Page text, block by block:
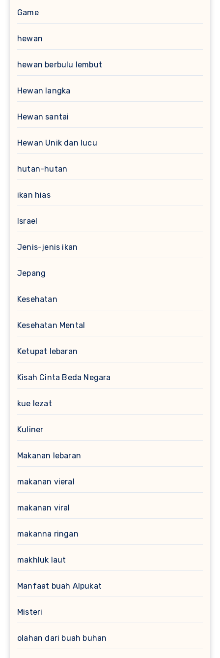
Game
hewan
hewan berbulu lembut
Hewan langka
Hewan santai
Hewan Unik dan lucu
hutan-hutan
ikan hias
Israel
Jenis-jenis ikan
Jepang
Kesehatan
Kesehatan Mental
Ketupat lebaran
Kisah Cinta Beda Negara
kue lezat
Kuliner
Makanan lebaran
makanan vieral
makanan viral
makanna ringan
makhluk laut
Manfaat buah Alpukat
Misteri
olahan dari buah buhan